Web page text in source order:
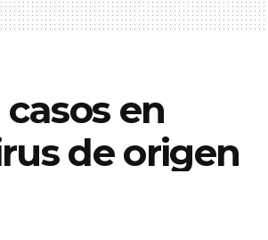
en
de origen